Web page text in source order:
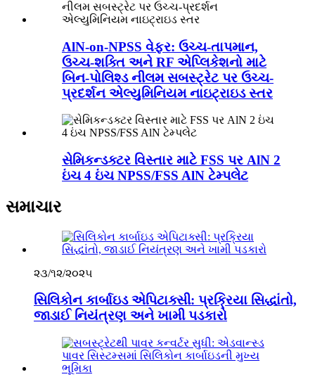
AlN-on-NPSS વેફર: ઉચ્ચ-તાપમાન,
ઉચ્ચ-શક્તિ અને RF એપ્લિકેશનો માટે
બિન-પોલિશ્ડ નીલમ સબસ્ટ્રેટ પર ઉચ્ચ-
પ્રદર્શન એલ્યુમિનિયમ નાઇટ્રાઇડ સ્તર
સેમિકન્ડક્ટર વિસ્તાર માટે FSS પર AlN 2
ઇંચ 4 ઇંચ NPSS/FSS AlN ટેમ્પલેટ
સમાચાર
૨૩/૧૨/૨૦૨૫
સિલિકોન કાર્બાઇડ એપિટાક્સી: પ્રક્રિયા સિદ્ધાંતો,
જાડાઈ નિયંત્રણ અને ખામી પડકારો